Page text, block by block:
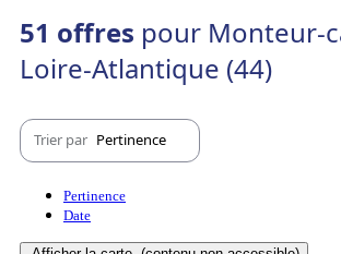
51 offres pour Monteur-
Loire-Atlantique (44)
Trier par Pertinence
Pertinence
Date